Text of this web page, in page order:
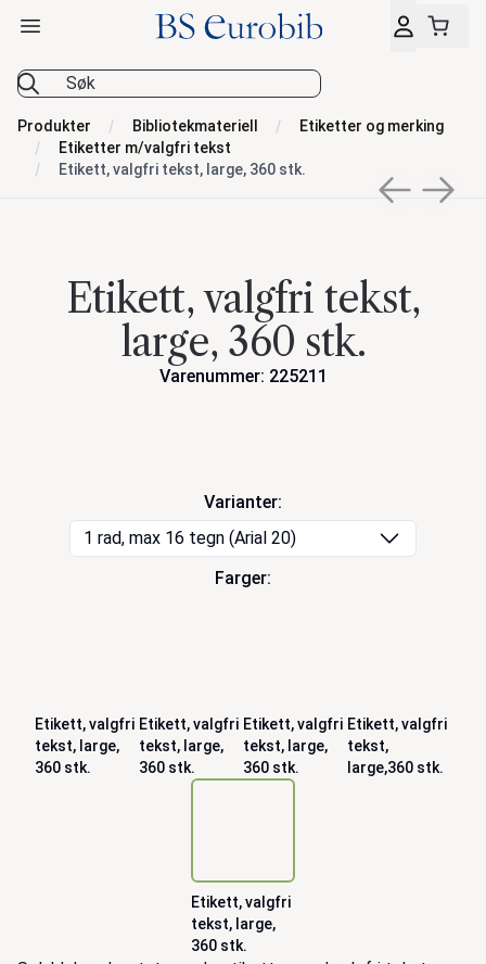
BS Eurobib
Åpne hovedmeny
Produkter Bibliotekmateriell
Etiketter og merking
Etiketter m/valgfri tekst
Etikett, valgfri tekst, large, 360 stk.
Previous
Next
Etikett, valgfri tekst,
large, 360 stk.
Varenummer: 225211
Varianter:
1 rad, max 16 tegn (Arial 20)
Farger:
Etikett, valgfri
tekst, large,
360 stk.
Etikett, valgfri
tekst, large,
360 stk.
Etikett, valgfri
tekst, large,
360 stk.
Etikett, valgfri
tekst,
large,360 stk.
Etikett, valgfri
tekst, large,
360 stk.